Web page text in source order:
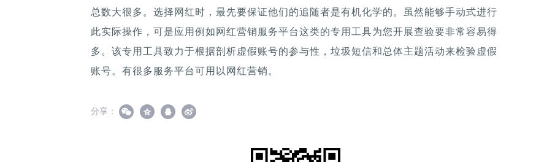
总数大很多。选择网红时，最先要保证他们的追随者是有机化学的。虽然能够手动式进行
此实际操作，可是应用例如网红营销服务平台这类的专用工具为您开展查验要非常容易得
多。该专用工具致力于根据剖析虚假账号的参与性，垃圾短信和总体主题活动来检验虚假
账号。有很多服务平台可用以网红营销。
分享：